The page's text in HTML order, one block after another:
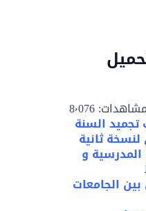
8٬076
السنة
ثانية
و
الجامعات